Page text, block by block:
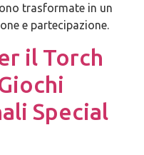
trasformate in un
e partecipazione.
il Torch
Special